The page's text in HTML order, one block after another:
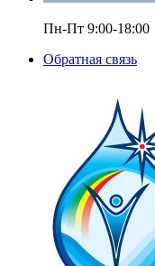
Пн-Пт 9:00-18:00
Обратная связь